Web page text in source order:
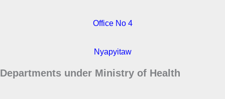
Office No 4
Nyapyitaw
Departments under Ministry of Health